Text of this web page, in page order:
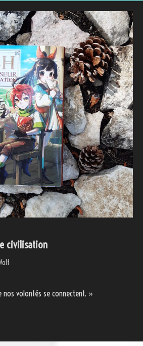
civilisation
nos volontés se connectent. »